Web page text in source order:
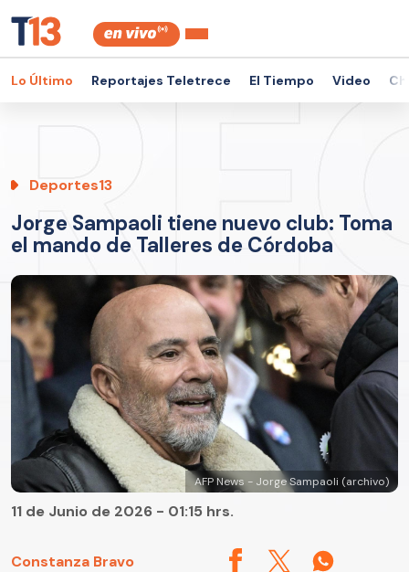
Lo Último Reportajes Teletrece El Tiempo Video
Deportes13
Jorge Sampaoli tiene nuevo club: Toma
el mando de Talleres de Córdoba
AFP News - Jorge Sampaoli (archivo)
Constanza Bravo
11 de Junio de 2026 - 01:15 hrs.